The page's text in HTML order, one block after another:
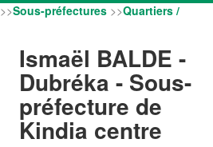
>>Sous-préfectures >>Quartiers /
Ismaël BALDE -
Dubréka - Sous-
préfecture de
Kindia centre